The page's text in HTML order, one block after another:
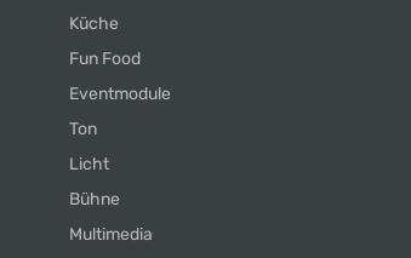
Küche
Fun Food
Eventmodule
Ton
Licht
Bühne
Multimedia